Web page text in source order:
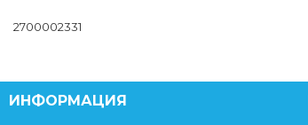
2700002331
ИНФОРМАЦИЯ